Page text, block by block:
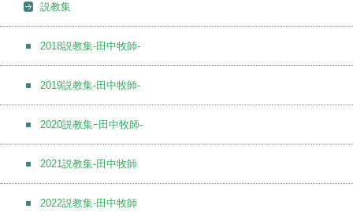
説教集
2018説教集-田中牧師-
2019説教集-田中牧師-
2020説教集ｰ田中牧師-
2021説教集-田中牧師
2022説教集-田中牧師